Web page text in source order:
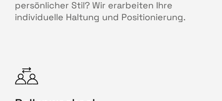
persönlicher Stil? Wir erarbeiten Ihre
individuelle Haltung und Positionierung.